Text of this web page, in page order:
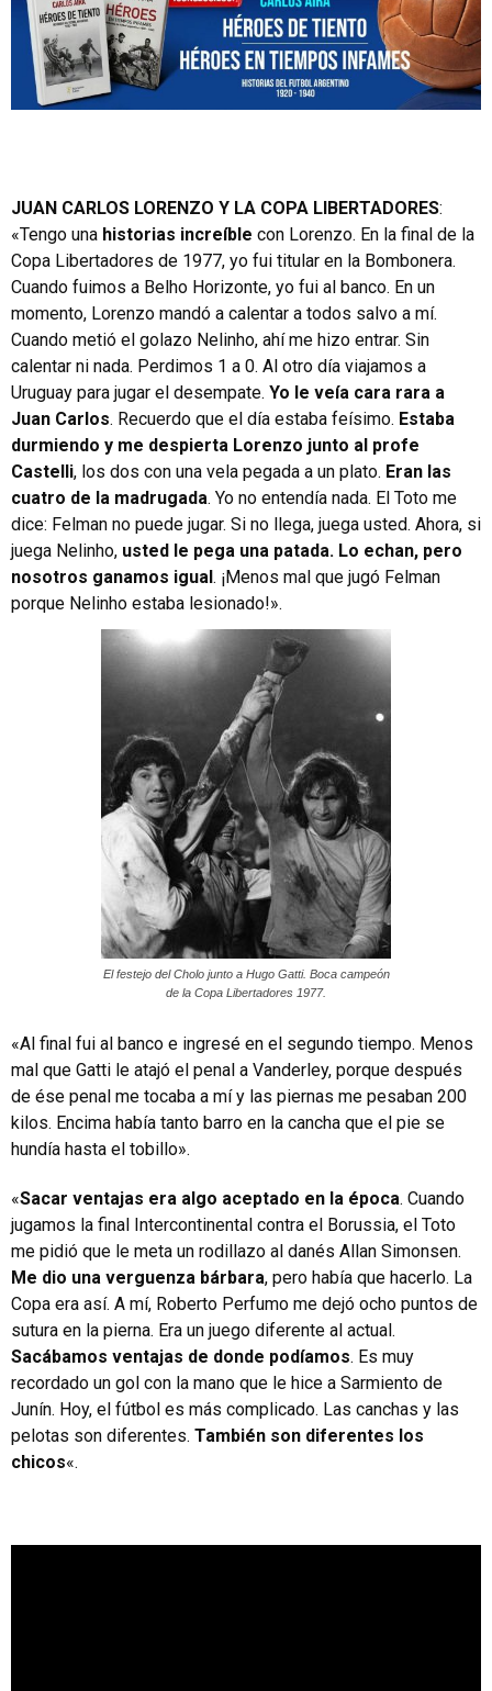
JUAN CARLOS LORENZO Y LA COPA LIBERTADORES:
«Tengo una historias increíble con Lorenzo. En la final de la
Copa Libertadores de 1977, yo fui titular en la Bombonera.
Cuando fuimos a Belho Horizonte, yo fui al banco. En un
momento, Lorenzo mandó a calentar a todos salvo a mí.
Cuando metió el golazo Nelinho, ahí me hizo entrar. Sin
calentar ni nada. Perdimos 1 a 0. Al otro día viajamos a
Uruguay para jugar el desempate. Yo le veía cara rara a
Juan Carlos. Recuerdo que el día estaba feísimo. Estaba
durmiendo y me despierta Lorenzo junto al profe
Castelli, los dos con una vela pegada a un plato. Eran las
cuatro de la madrugada. Yo no entendía nada. El Toto me
dice: Felman no puede jugar. Si no llega, juega usted. Ahora, si
juega Nelinho, usted le pega una patada. Lo echan, pero
nosotros ganamos igual. ¡Menos mal que jugó Felman
porque Nelinho estaba lesionado!».
El festejo del Cholo junto a Hugo Gatti. Boca campeón
de la Copa Libertadores 1977.
«Al final fui al banco e ingresé en el segundo tiempo. Menos
mal que Gatti le atajó el penal a Vanderley, porque después
de ése penal me tocaba a mí y las piernas me pesaban 200
kilos. Encima había tanto barro en la cancha que el pie se
hundía hasta el tobillo».
«Sacar ventajas era algo aceptado en la época. Cuando
jugamos la final Intercontinental contra el Borussia, el Toto
me pidió que le meta un rodillazo al danés Allan Simonsen.
Me dio una verguenza bárbara, pero había que hacerlo. La
Copa era así. A mí, Roberto Perfumo me dejó ocho puntos de
sutura en la pierna. Era un juego diferente al actual.
Sacábamos ventajas de donde podíamos. Es muy
recordado un gol con la mano que le hice a Sarmiento de
Junín. Hoy, el fútbol es más complicado. Las canchas y las
pelotas son diferentes. También son diferentes los
chicos«.